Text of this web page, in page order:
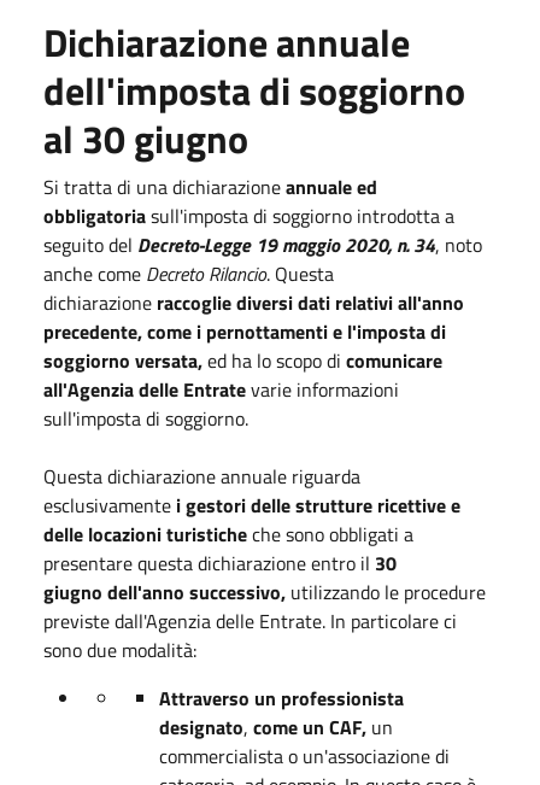
Dichiarazione annuale
dell'imposta di soggiorno
al 30 giugno
Si tratta di una dichiarazioneannuale ed
obbligatoriasull'imposta di soggiorno introdotta a
seguito del Decreto-Legge 19 maggio 2020, n. 34, noto
anche come Decreto Rilancio. Questa
dichiarazione raccoglie diversi dati relativi all'anno
precedente, come i pernottamenti e l'imposta di
soggiorno versata,ed ha lo scopo di comunicare
all'Agenzia delle Entratevarie informazioni
sull'imposta di soggiorno.
Questa dichiarazione annuale riguarda
esclusivamente i gestori delle strutture ricettive e
delle locazioni turisticheche sono obbligati a
presentare questa dichiarazione entro il 30
giugno dell'anno successivo, utilizzando le procedure
previste dall'Agenzia delle Entrate. In particolare ci
sono due modalità:
Attraverso un professionista
designato, come un CAF, un
commercialista o un'associazione di